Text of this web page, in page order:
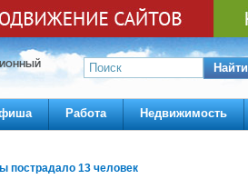
Найти
Работа Недвижимость
пострадало 13 человек